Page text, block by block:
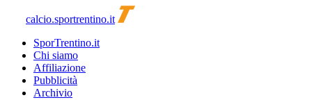
calcio.sportrentino.it
SporTrentino.it
Chi siamo
Affiliazione
Pubblicità
Archivio